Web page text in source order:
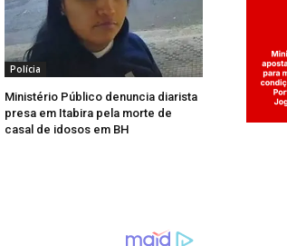
Polícia
Ministério Público denuncia diarista
presa em Itabira pela morte de
casal de idosos em BH